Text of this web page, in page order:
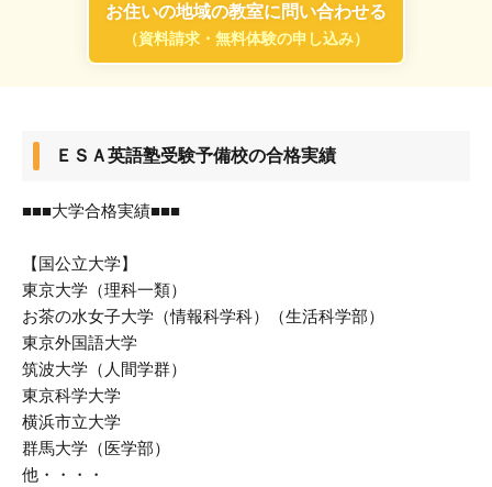
お住いの地域の教室に問い合わせる
（資料請求・無料体験の申し込み）
ＥＳＡ英語塾受験予備校の合格実績
■■■大学合格実績■■■
【国公立大学】
東京大学（理科一類）
お茶の水女子大学（情報科学科）（生活科学部）
東京外国語大学
筑波大学（人間学群）
東京科学大学
横浜市立大学
群馬大学（医学部）
他・・・・